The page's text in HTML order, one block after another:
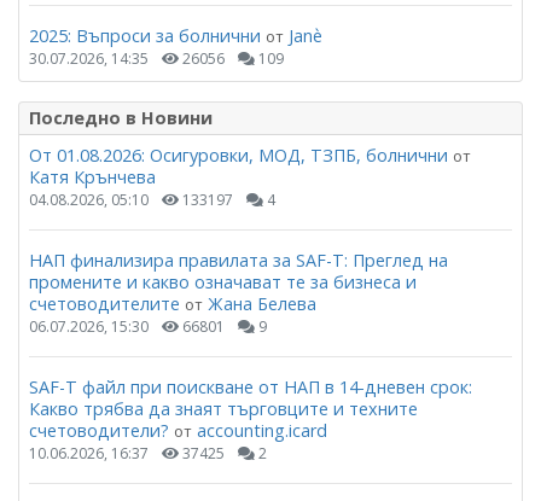
2025: Въпроси за болнични от Janѐ
30.07.2026, 14:35 26056 109
Последно в Новини
От 01.08.2026: Осигуровки, МОД, ТЗПБ, болнични от
Катя Крънчева
04.08.2026, 05:10 133197 4
НАП финализира правилата за SAF-T: Преглед на
промените и какво означават те за бизнеса и
счетоводителите от Жана Белева
06.07.2026, 15:30 66801 9
SAF-T файл при поискване от НАП в 14-дневен срок:
Какво трябва да знаят търговците и техните
счетоводители? от accounting.icard
10.06.2026, 16:37 37425 2